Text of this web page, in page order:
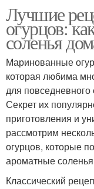
Лучшие
огурцов:
соленья
Маринованные
которая любима
для повседневного
Секрет их
приготовления и
рассмотрим
огурцов, которые
ароматные
Классический